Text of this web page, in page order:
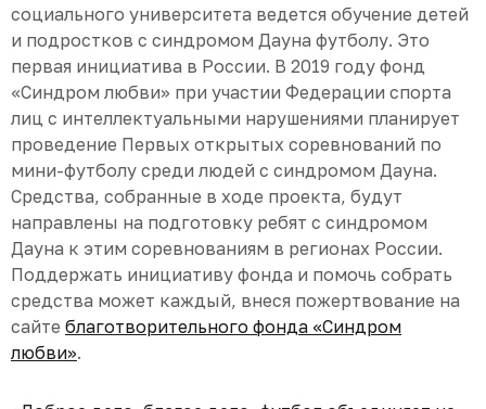
социального университета ведется обучение детей
и подростков с синдромом Дауна футболу. Это
первая инициатива в России. В 2019 году фонд
«Синдром любви» при участии Федерации спорта
лиц с интеллектуальными нарушениями планирует
проведение Первых открытых соревнований по
мини-футболу среди людей с синдромом Дауна.
Средства, собранные в ходе проекта, будут
направлены на подготовку ребят с синдромом
Дауна к этим соревнованиям в регионах России.
Поддержать инициативу фонда и помочь собрать
средства может каждый, внеся пожертвование на
сайте благотворительного фонда «Синдром
любви».